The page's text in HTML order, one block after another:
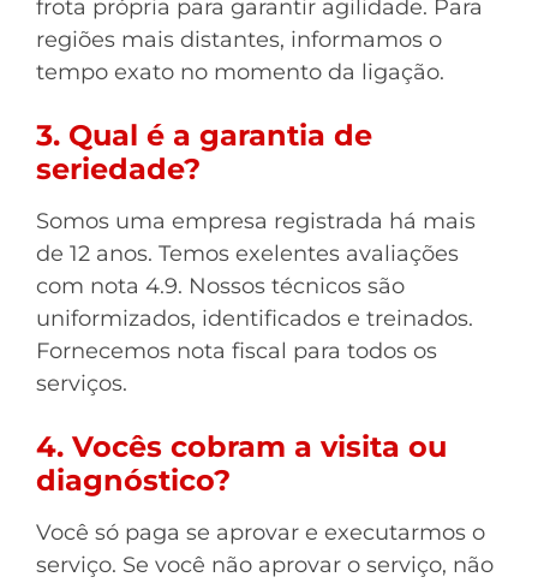
frota própria para garantir agilidade. Para
regiões mais distantes, informamos o
tempo exato no momento da ligação.
3. Qual é a garantia de
seriedade?
Somos uma empresa registrada há mais
de 12 anos. Temos exelentes avaliações
com nota 4.9. Nossos técnicos são
uniformizados, identificados e treinados.
Fornecemos nota fiscal para todos os
serviços.
4. Vocês cobram a visita ou
diagnóstico?
Você só paga se aprovar e executarmos o
serviço. Se você não aprovar o serviço, não